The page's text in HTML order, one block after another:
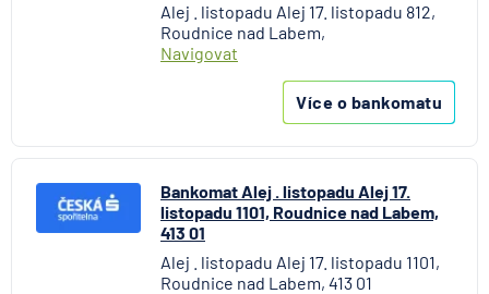
Alej . listopadu Alej 17. listopadu 812,
Roudnice nad Labem,
Navigovat
Více o bankomatu
Bankomat Alej . listopadu Alej 17.
listopadu 1101, Roudnice nad Labem,
413 01
Alej . listopadu Alej 17. listopadu 1101,
Roudnice nad Labem, 413 01